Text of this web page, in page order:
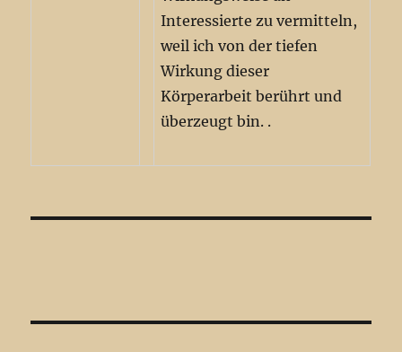
Interessierte zu vermitteln,
weil ich von der tiefen
Wirkung dieser
Körperarbeit berührt und
überzeugt bin. .